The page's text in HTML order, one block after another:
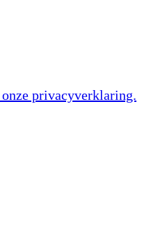
onze privacyverklaring.